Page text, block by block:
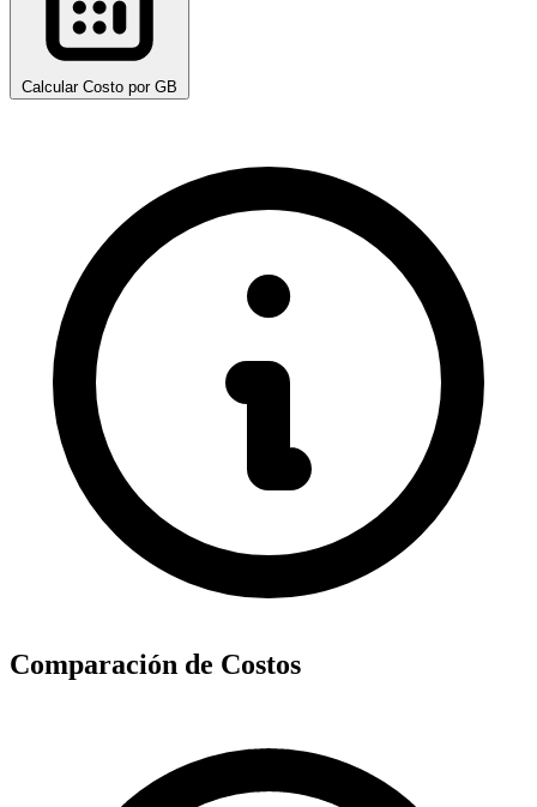
Calcular Costo por GB
Comparación de Costos